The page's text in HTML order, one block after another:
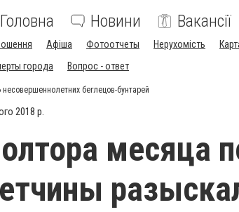
Головна Новини Вакансії
Афіша Фотоотчеты Нерухомість
города
Вопрос - ответ
беглецов-бунтарей
2018 р.
месяца